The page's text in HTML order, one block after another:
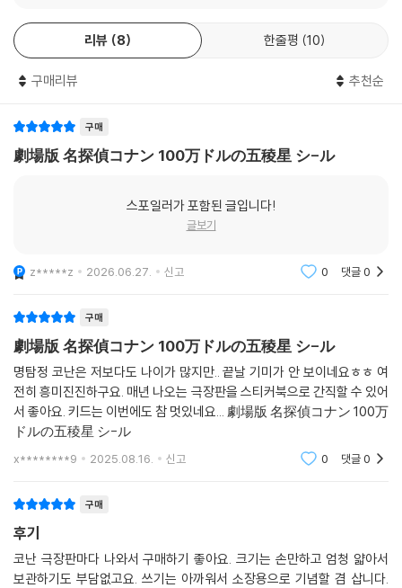
리뷰 8 한줄평 10
구매리뷰 추천순
구매
劇場版 名探偵コナン 100万ドルの五稜星 シ-ル
스포일러가 포함된 글입니다!
글보기
z*****z 2026.06.27. 신고 0 댓글0
구매
劇場版 名探偵コナン 100万ドルの五稜星 シ-ル
명탐정 코난은 저보다도 나이가 많지만.. 끝날 기미가 안 보이네요ㅎㅎ 여
전히 흥미진진하구요. 매년 나오는 극장판을 스티커북으로 간직할 수 있어
서 좋아요. 키드는 이번에도 참 멋있네요... 劇場版 名探偵コナン 100万
ドルの五稜星 シ-ル
x********9 2025.08.16. 신고 0 댓글0
구매
후기
코난 극장판마다 나와서 구매하기 좋아요. 크기는 손만하고 엄청 얇아서
보관하기도 부담없고요. 쓰기는 아까워서 소장용으로 기념할 겸 삽니다.